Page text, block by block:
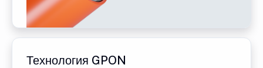
Технология GPON